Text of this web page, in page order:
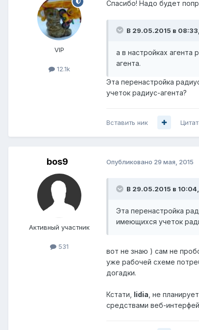
VIP
12.1k
Спасибо! Надо будет
В 29.05.2015 в
а в настройках агента
агента.
Эта перенастройка
учеток радиус-агента?
Вставить ник
bos9
Активный участник
531
Опубликовано 29 мая, 2015
В 29.05.2015 в
Эта перенастройка
имеющихся учеток
вот не знаю ) сам не
уже рабочей схеме
догадки.
Кстати, lidia , не
средствами веб-